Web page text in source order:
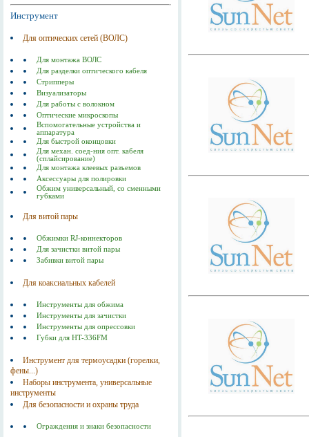
Инструмент
Для оптических сетей (ВОЛС)
Для монтажа ВОЛС
Для разделки оптического кабеля
Стрипперы
Визуализаторы
Для работы с волокном
Оптические микроскопы
Вспомогательные устройства и
аппаратура
Для быстрой оконцовки
Для механ. соед-ния опт. кабеля
(сплайсирование)
Для монтажа клеевых разъемов
Аксессуары для полировки
Обжим универсальный, со сменными
губками
Для витой пары
Обжимки RJ-коннекторов
Для зачистки витой пары
Забивки витой пары
Для коаксиальных кабелей
Инструменты для обжима
Инструменты для зачистки
Инструменты для опрессовки
Губки для HT-336FM
Инструмент для термоусадки (горелки,
фены...)
Наборы инструмента, универсальные
инструменты
Для безопасности и охраны труда
Ограждения и знаки безопасности